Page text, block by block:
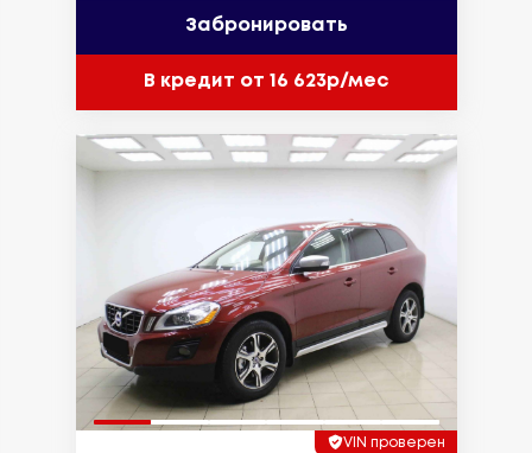
Забронировать
В кредит от 16 623р/мес
VIN проверен